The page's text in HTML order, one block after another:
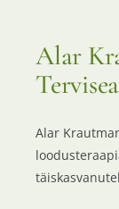
Alar
Alar